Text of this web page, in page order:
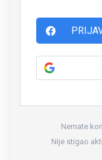
Nemate
Nije stigao